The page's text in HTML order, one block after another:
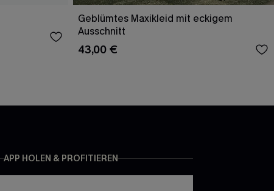
Geblümtes Maxikleid mit eckigem
Ausschnitt
43,00 €
APP HOLEN & PROFITIEREN